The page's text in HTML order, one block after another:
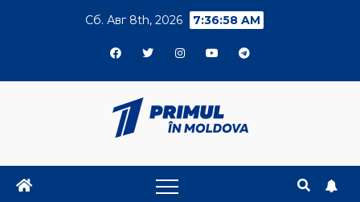
Сб. Авг 8th, 2026 7:36:58 AM